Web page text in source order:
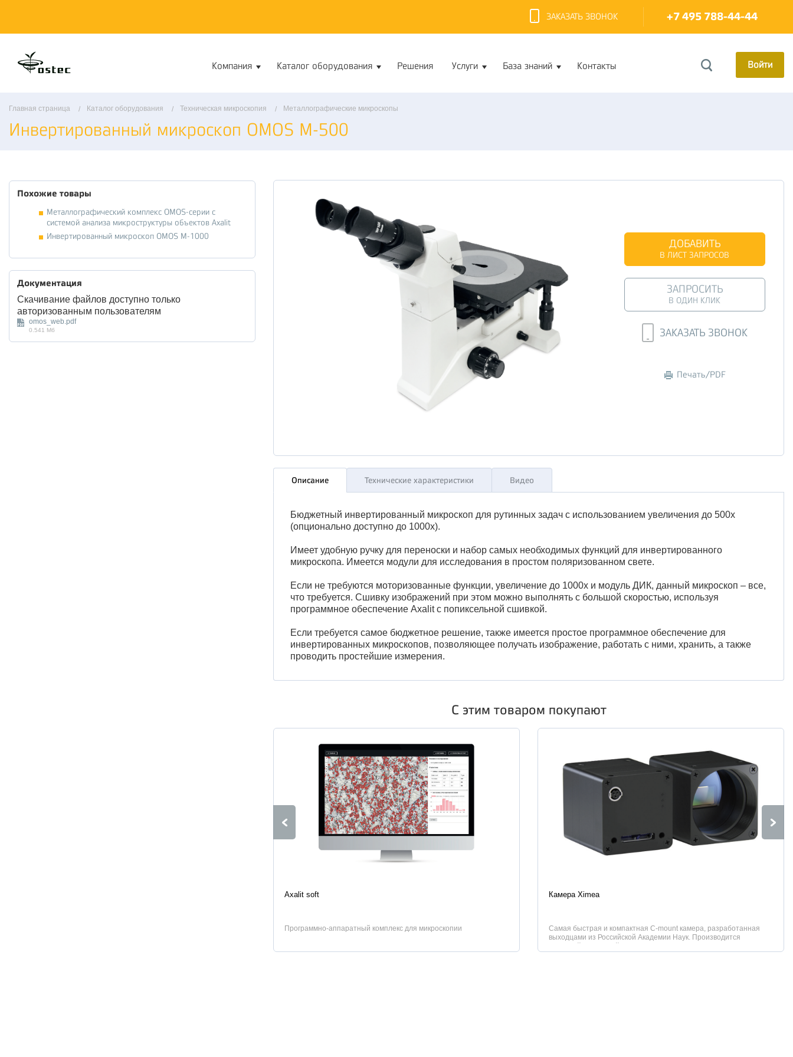
ЗАКАЗАТЬ ЗВОНОК +7 495 788-44-44
Компания Каталог оборудования Решения Услуги База знаний Контакты Войти
Главная страница Каталог оборудования Техническая микроскопия Металлографические микроскопы
Инвертированный микроскоп OMOS M-500
ДОБАВИТЬ
В ЛИСТ ЗАПРОСОВ
ЗАПРОСИТЬ
В ОДИН КЛИК
ЗАКАЗАТЬ ЗВОНОК
Печать/PDF
Описание Технические характеристики Видео
Бюджетный инвертированный микроскоп для рутинных задач с использованием увеличения до 500х
(опционально доступно до 1000х).
Имеет удобную ручку для переноски и набор самых необходимых функций для инвертированного
микроскопа. Имеется модули для исследования в простом поляризованном свете.
Если не требуются моторизованные функции, увеличение до 1000х и модуль ДИК, данный микроскоп – все,
что требуется. Сшивку изображений при этом можно выполнять с большой скоростью, используя
программное обеспечение Axalit с попиксельной сшивкой.
Если требуется самое бюджетное решение, также имеется простое программное обеспечение для
инвертированных микроскопов, позволяющее получать изображение, работать с ними, хранить, а также
проводить простейшие измерения.
Похожие товары
Металлографический комплекс OMOS-серии с
системой анализа микроструктуры объектов Axalit
Инвертированный микроскоп OMOS M-1000
Документация
Скачивание файлов доступно только
авторизованным пользователям
omos_web.pdf
0.541 Мб
С этим товаром покупают
Axalit soft
Программно-аппаратный комплекс для микроскопии
Камера Ximea
Самая быстрая и компактная C-mount камера, разработанная
выходцами из Российской Академии Наук. Производится